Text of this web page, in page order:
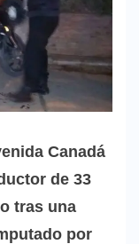
Canadá
de 33
tras una
por